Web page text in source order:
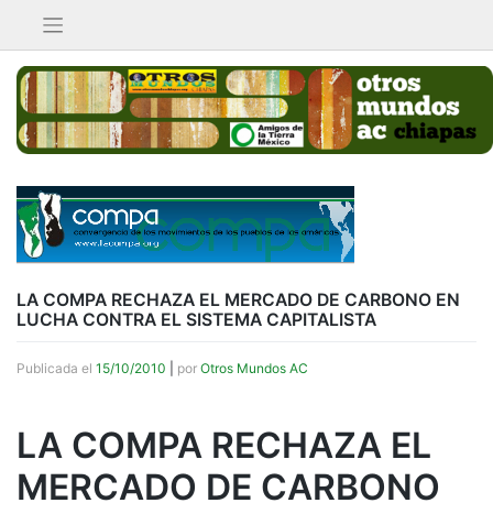
contenido
LA COMPA RECHAZA EL MERCADO DE CARBONO EN
LUCHA CONTRA EL SISTEMA CAPITALISTA
Publicada el 15/10/2010 por Otros Mundos AC
LA COMPA RECHAZA EL
MERCADO DE CARBONO